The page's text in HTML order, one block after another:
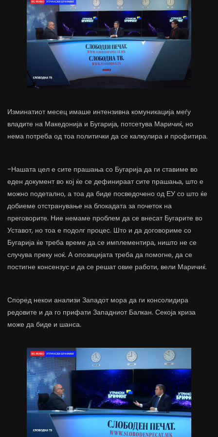
Изминатиот месец имаше интензивна комуникација меѓу
владите на Македонија и Бугарија, потсетува Маричиќ, но
нема потреба од тоа политички да се калкулира и профитира.
-Нашата цел е сите прашања со Бугарија да ги ставиме во
еден документ во кој ќе се дефинираат сите прашања, што е
можно подетално, а тоа да биде посведочено од ЕУ со што ќе
добиеме отстранување на блокадата за почеток на
преговорите. Ние немаме проблем да се внесат Бугарите во
Уставот, но тоа е подолг процес. Што и да договориме со
Бугарија ќе треба време да се имплементира, ништо не се
случува преку ноќ. А опозицијата треба да помогне, да се
постигне консензус и да се решат овие работи, вели Маричиќ.
Според некои анализи Западот мора да ги консолидира
редовите и да го прифати Западниот Балкан. Секоја криза
може да биде и шанса.